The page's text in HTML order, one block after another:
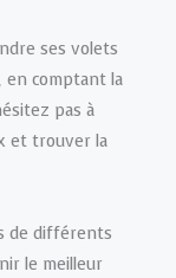
ses volets
en comptant la
pas à
et trouver la
de différents
le meilleur